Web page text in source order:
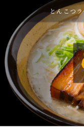
とんこつ